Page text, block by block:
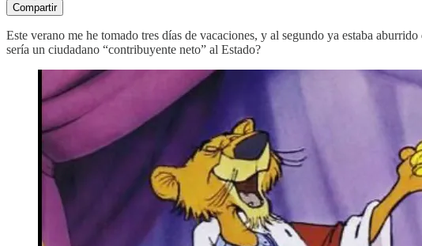
Compartir
Este verano me he tomado tres días de vacaciones, y al segundo ya estaba
sería un ciudadano “contribuyente neto” al Estado?